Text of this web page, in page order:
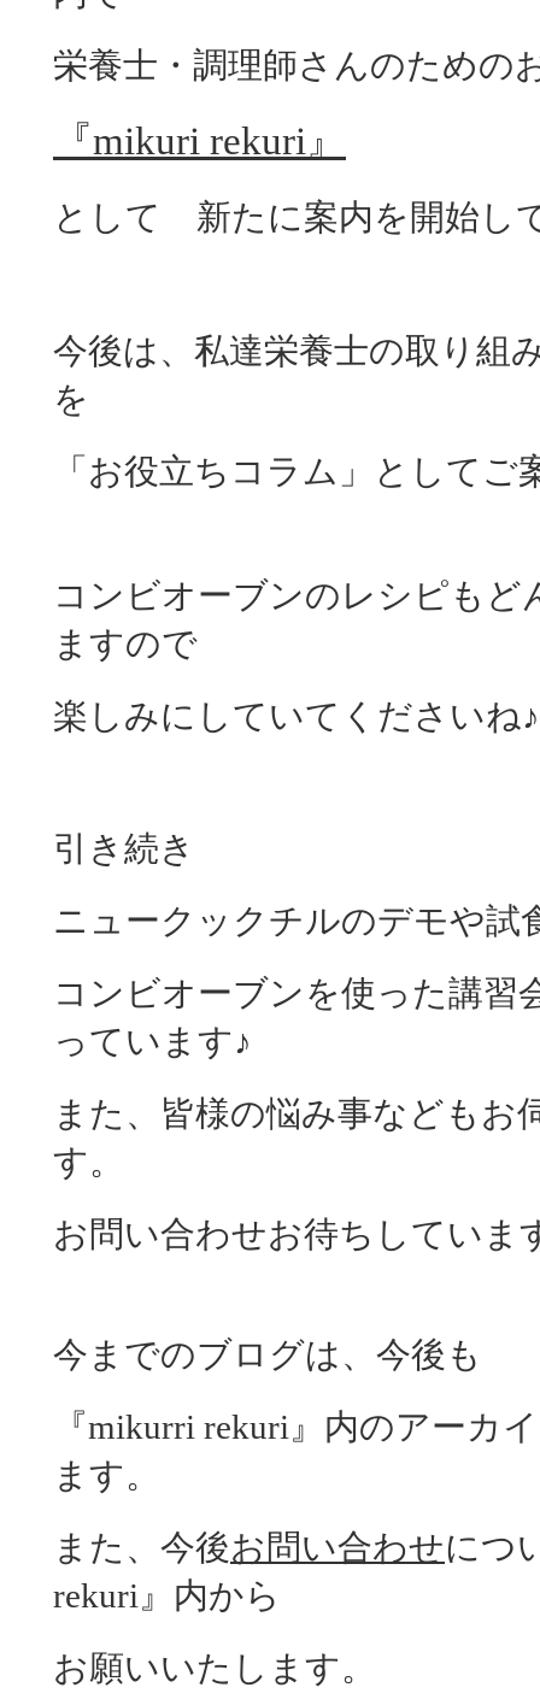
栄養士・調理師さんのための
『mikuri rekuri』
として 新たに案内を開始し
今後は、私達栄養士の取り組
を
「お役立ちコラム」として
コンビオーブンのレシピもど
ますので
楽しみにしていてくださいね♪
引き続き
ニュークックチルのデモや試
コンビオーブンを使った講習
っています♪
また、皆様の悩み事などもお
す。
お問い合わせお待ちしていま
今までのブログは、今後も
『mikurri rekuri』内のアーカ
ます。
また、今後お問い合わせにつ
rekuri』内から
お願いいたします。